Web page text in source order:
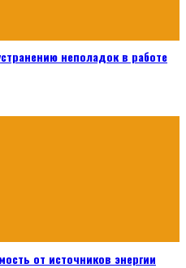
неполадок в работе
от источников энергии